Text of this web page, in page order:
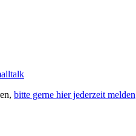
bitte gerne hier jederzeit melden